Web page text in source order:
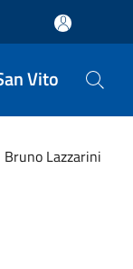
Vito
Bruno Lazzarini